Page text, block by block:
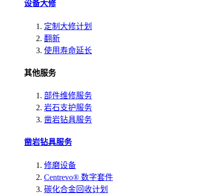
设备大修
定制大修计划
翻新
使用寿命延长
其他服务
部件维修服务
岩石支护服务
凿岩钻具服务
凿岩钻具服务
修磨设备
Centrevo® 数字套件
碳化合金回收计划